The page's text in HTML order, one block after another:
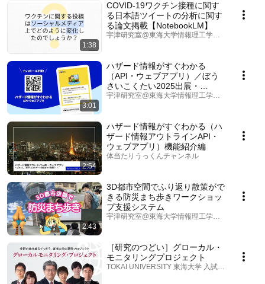
1:38
COVID-19ワクチン接種に関す
る日本語ツイートの分析に関す
る論文掲載【NotebookLM】
宇津研究室@東海大学情報理工学部・情報技術セ
3:01
ハザード情報がすぐわかる
（API・ウェブアプリ）／ぼう
さいこくたい2025出展・
ProtoPedia公開
宇津研究室@東海大学情報理工学部・情報技術セ
2:54
ハザード情報がすぐわかる（ハ
ザード情報アウトラインAPI・
ウェブアプリ）機能紹介編
体当たりうっくんチャンネル
2:43
3D都市空間でふり返り散策がで
きる防災まち歩きワークショッ
プ支援システム
宇津研究室@東海大学情報理工学部・情報技術セ
［研究のつどい］グローカル・
モニタリングプロジェクト
TOKAI UNIVERSITY 東海大学 入試広報担当